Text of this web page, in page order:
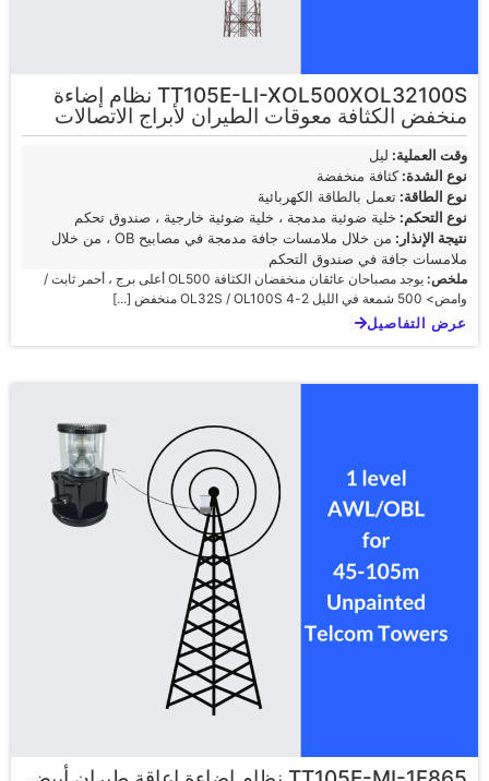
TT105E-LI-XOL500XOL32100S نظام إضاءة
منخفض الكثافة معوقات الطيران لأبراج الاتصالات
وقت العملية: ليل
نوع الشدة:كثافة منخفضة
نوع الطاقة: تعمل بالطاقة الكهربائية
نوع التحكم: خلية ضوئية مدمجة ، خلية ضوئية خارجية ، صندوق تحكم
نتيجة الإنذار:
من خلال ملامسات جافة مدمجة في مصابيح OB ، من خلال
ملامسات جافة في صندوق التحكم
ملخص:
يوجد مصباحان عائقان منخفضان الكثافة OL500 أعلى برج ، أحمر ثابت /
وامض> 500 شمعة في الليل 2-4 OL32S / OL100S منخفض [...]
عرض التفاصيل